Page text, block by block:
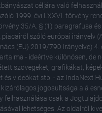
céljára való
1999. évi LXXVI. törvény
35/A. § (1) paragrafusa
szóló európai irányelv
(EU) 2019/790 Irányelve) 4.
- ideértve különösen, de
szövegeket, grafikákat,
és videókat stb. - az IndaNext
jogosultsága alá
felhasználása csak a
lehetséges. Az oldalról